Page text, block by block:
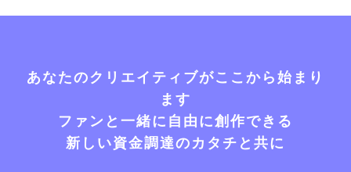
あなたのクリエイティブがここから始まり
ます
ファンと一緒に自由に創作できる
新しい資金調達のカタチと共に